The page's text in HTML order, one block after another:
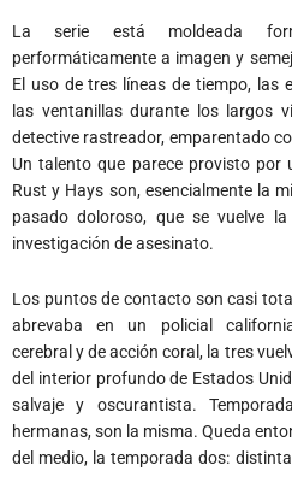
La serie está moldeada
performáticamente a imagen y
El uso de tres líneas de tiempo, las
las ventanillas durante los largos
detective rastreador, emparentado
Un talento que parece provisto por
Rust y Hays son, esencialmente la
pasado doloroso, que se vuelve
investigación de asesinato.
Los puntos de contacto son casi
abrevaba en un policial
cerebral y de acción coral, la tres
del interior profundo de Estados
salvaje y oscurantista.
hermanas, son la misma. Queda
del medio, la temporada dos: